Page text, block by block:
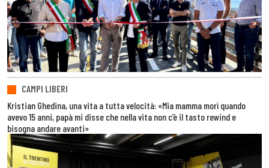
CAMPI LIBERI
Kristian Ghedina, una vita a tutta velocità: «Mia mamma morì quando
avevo 15 anni, papà mi disse che nella vita non c’è il tasto rewind e
bisogna andare avanti»